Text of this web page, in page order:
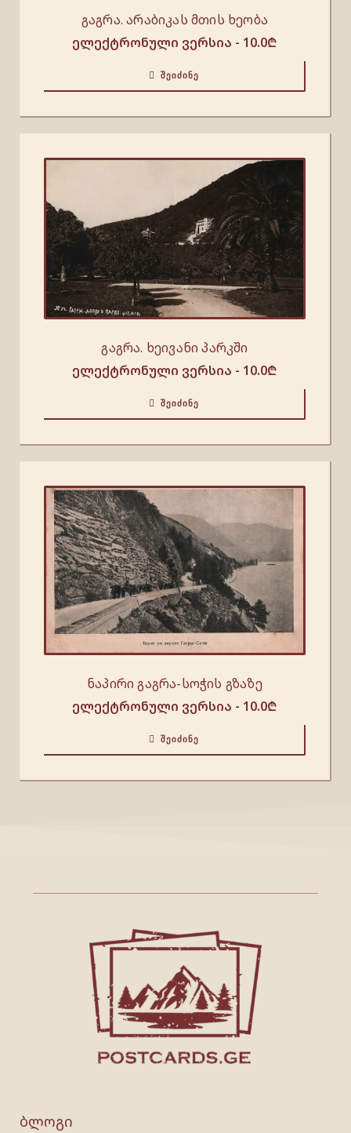
გაგრა. არაბიკას მთის ხეობა
ელექტრონული ვერსია - 10.0₾
ᲨᲔᲘᲫᲘᲜᲔ
გაგრა. ხეივანი პარკში
ელექტრონული ვერსია - 10.0₾
ᲨᲔᲘᲫᲘᲜᲔ
ნაპირი გაგრა-სოჭის გზაზე
ელექტრონული ვერსია - 10.0₾
ᲨᲔᲘᲫᲘᲜᲔ
ბლოგი